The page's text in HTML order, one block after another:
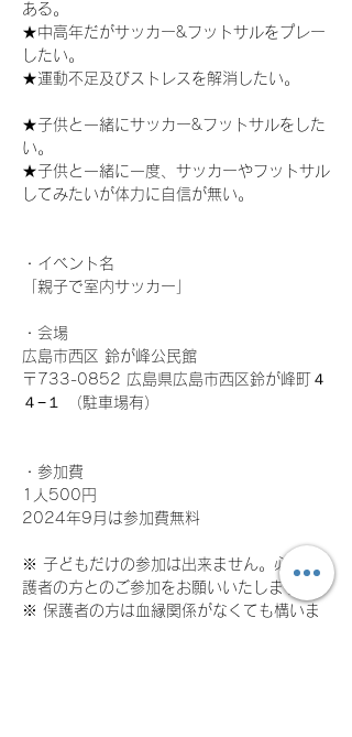
ある。
★中高年だがサッカー&フットサルをプレー
したい。
★運動不足及びストレスを解消したい。
★子供と一緒にサッカー&フットサルをした
い。
★子供と一緒に一度、サッカーやフットサル
してみたいが体力に自信が無い。
・イベント名
「親子で室内サッカー」
・会場
広島市西区 鈴が峰公民館
〒733-0852 広島県広島市西区鈴が峰町４
４−１ （駐車場有）
・参加費
1人500円
2024年9月は参加費無料
※ 子どもだけの参加は出来ません。必ず保
護者の方とのご参加をお願いいたします。
※ 保護者の方は血縁関係がなくても構いま